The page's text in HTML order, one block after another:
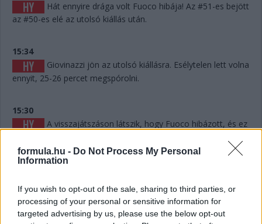
formula.hu - Do Not Process My Personal
Information
If you wish to opt-out of the sale, sharing to third parties, or
processing of your personal or sensitive information for
targeted advertising by us, please use the below opt-out
Hát ennyire drága volt Fuoco hibája! Az #51-es bejött
az #50-es elé az utolsó kiállás után.
15:34
Giovinazzi jön az utolsó kiállásra. Esélytelen lett volna
ennyit, 25-26 percet megspórolni.
15:30
A visszajátszáson látszik, hogy Fuoco hibázott, és ez
eldobott. Persze hány olyan Le Mans volt a történelemben,
ahol 6-7 másodperc számított egy dobogós helyen...? Kevés.
15:29
Giovinazzi 42-vel vezet Kubica előtt, és jöhet majd
egy rövid utolsó kiállásra mindjárt.